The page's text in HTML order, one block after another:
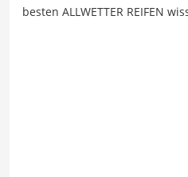
besten ALLWETTER REIFEN